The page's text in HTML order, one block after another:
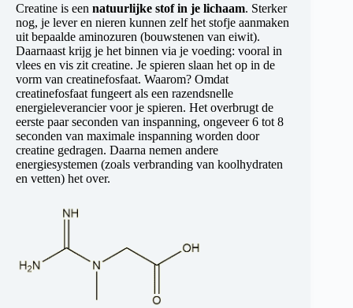
Creatine is een natuurlijke stof in je lichaam. Sterker
nog, je lever en nieren kunnen zelf het stofje aanmaken
uit bepaalde aminozuren (bouwstenen van eiwit).
Daarnaast krijg je het binnen via je voeding: vooral in
vlees en vis zit creatine. Je spieren slaan het op in de
vorm van creatinefosfaat. Waarom? Omdat
creatinefosfaat fungeert als een razendsnelle
energieleverancier voor je spieren. Het overbrugt de
eerste paar seconden van inspanning, ongeveer 6 tot 8
seconden van maximale inspanning worden door
creatine gedragen. Daarna nemen andere
energiesystemen (zoals verbranding van koolhydraten
en vetten) het over.